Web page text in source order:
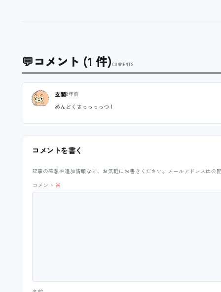
💬コメント (1 件) COMMENTS
玄関8年前
めんどくさっっっっつ！
コメントを書く
記事の感想や追加情報など、お気軽にお書きください。メールアドレスは公開
コメント ※